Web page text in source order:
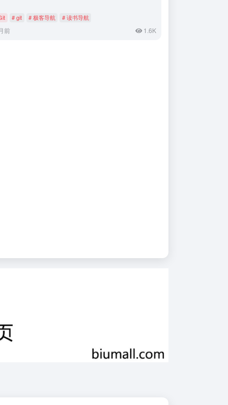
# git # 极客导航 # 读书导航
前 1.6K